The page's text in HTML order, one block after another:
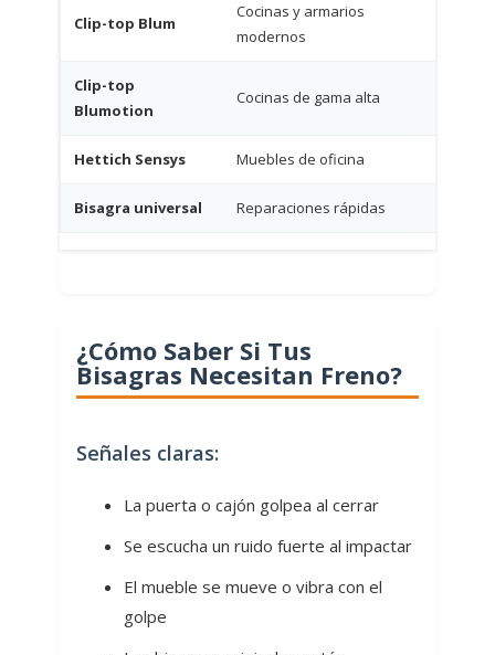
Clip-top Blum
Cocinas y armarios
modernos
Clip-top
Blumotion
Cocinas de gama alta
Hettich Sensys Muebles de oficina
Bisagra universal Reparaciones rápidas
¿Cómo Saber Si Tus
Bisagras Necesitan Freno?
Señales claras:
La puerta o cajón golpea al cerrar
Se escucha un ruido fuerte al impactar
El mueble se mueve o vibra con el
golpe